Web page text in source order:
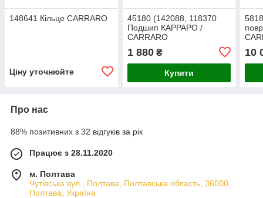
148641 Кільце CARRARO
Ціну уточнюйте
45180 (142088, 118370
Подшип КАРРАРО /
CARRARO
1 880₴
Купити
10
Про нас
88% позитивних з 32 відгуків за рік
Працює з 28.11.2020
м. Полтава
Чутівська вул., Полтава, Полтавська область, 36000,
Полтава, Україна